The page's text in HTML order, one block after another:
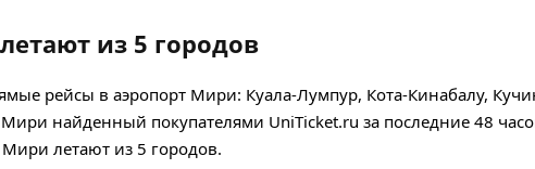
из 5 городов
рейсы в аэропорт Мири: Куала-Лумпур, Кота-Кинабалу,
найденный покупателями UniTicket.ru за последние 48
летают из 5 городов.